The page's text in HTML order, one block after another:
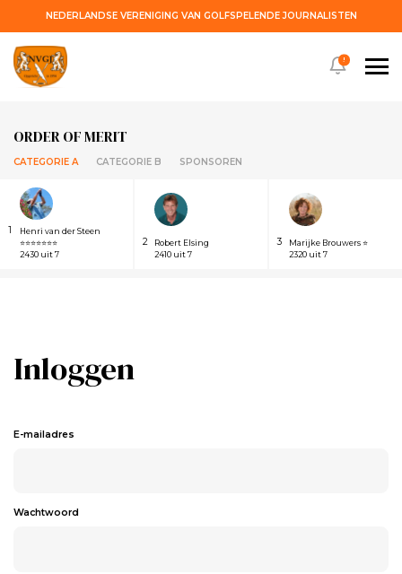
NEDERLANDSE VERENIGING VAN GOLFSPELENDE JOURNALISTEN
ORDER OF MERIT
CATEGORIE A CATEGORIE B SPONSOREN
1
Henri van der Steen
⭐⭐⭐⭐⭐⭐⭐
2430 uit 7
2
Robert Elsing
2410 uit 7
3
Marijke Brouwers ⭐
2320 uit 7
!
Inloggen
E-mailadres
Wachtwoord